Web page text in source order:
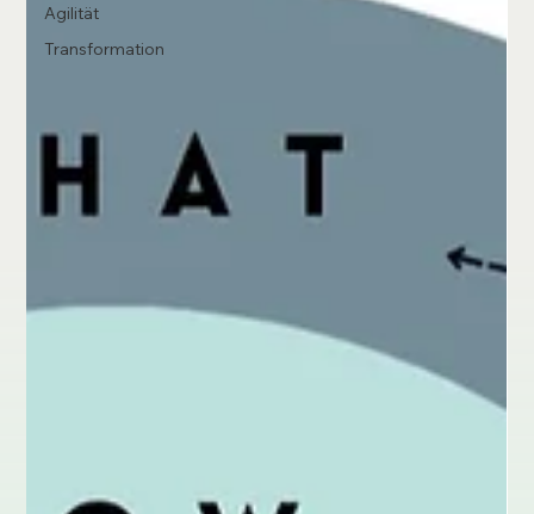
Agilität
Transformation